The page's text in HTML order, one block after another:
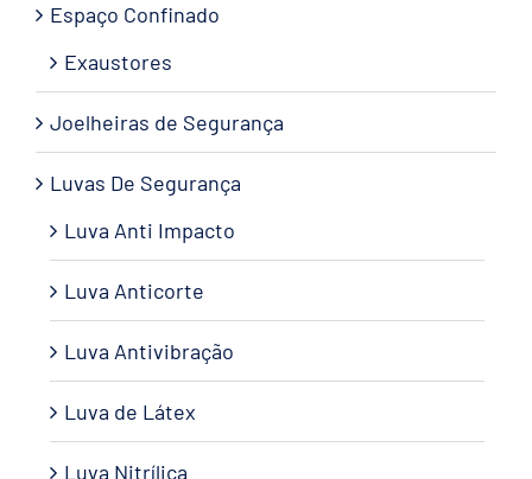
Espaço Confinado
Exaustores
Joelheiras de Segurança
Luvas De Segurança
Luva Anti Impacto
Luva Anticorte
Luva Antivibração
Luva de Látex
Luva Nitrílica